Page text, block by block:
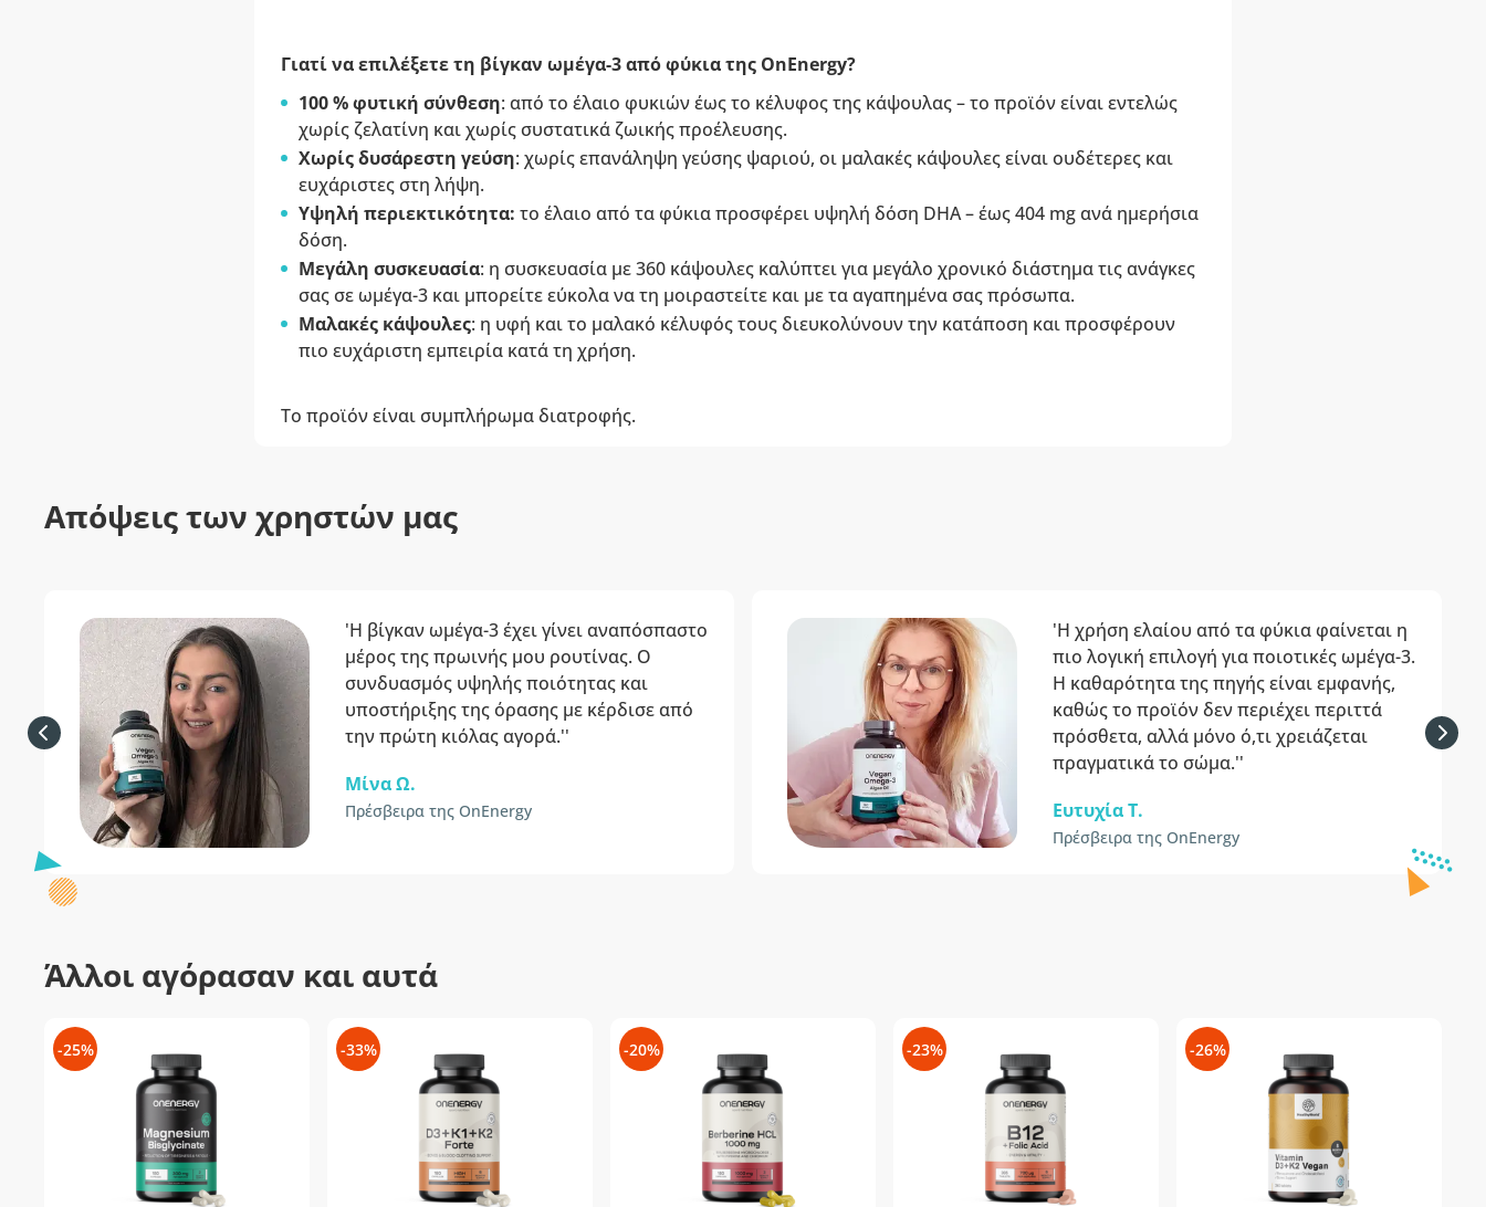
Γιατί να επιλέξετε τη βίγκαν ωμέγα-3 από φύκια της OnEnergy?
100 % φυτική σύνθεση: από το έλαιο φυκιών έως το κέλυφος της κάψουλας – το προϊόν είναι εντελώς
χωρίς ζελατίνη και χωρίς συστατικά ζωικής προέλευσης.
Χωρίς δυσάρεστη γεύση: χωρίς επανάληψη γεύσης ψαριού, οι μαλακές κάψουλες είναι ουδέτερες και
ευχάριστες στη λήψη.
Υψηλή περιεκτικότητα: το έλαιο από τα φύκια προσφέρει υψηλή δόση DHA – έως 404 mg ανά ημερήσια
δόση.
Μεγάλη συσκευασία: η συσκευασία με 360 κάψουλες καλύπτει για μεγάλο χρονικό διάστημα τις ανάγκες
σας σε ωμέγα-3 και μπορείτε εύκολα να τη μοιραστείτε και με τα αγαπημένα σας πρόσωπα.
Μαλακές κάψουλες: η υφή και το μαλακό κέλυφός τους διευκολύνουν την κατάποση και προσφέρουν
πιο ευχάριστη εμπειρία κατά τη χρήση.
Το προϊόν είναι συμπλήρωμα διατροφής.
Απόψεις των χρηστών μας
'Η βίγκαν ωμέγα-3 έχει γίνει αναπόσπαστο
μέρος της πρωινής μου ρουτίνας. Ο
συνδυασμός υψηλής ποιότητας και
υποστήριξης της όρασης με κέρδισε από
την πρώτη κιόλας αγορά.''
Μίνα Ω.
Πρέσβειρα της OnEnergy
'Η χρήση ελαίου από τα φύκια φαίνεται η
πιο λογική επιλογή για ποιοτικές ωμέγα-3.
Η καθαρότητα της πηγής είναι εμφανής,
καθώς το προϊόν δεν περιέχει περιττά
πρόσθετα, αλλά μόνο ό,τι χρειάζεται
πραγματικά το σώμα.''
Ευτυχία T.
Πρέσβειρα της OnEnergy
Άλλοι αγόρασαν και αυτά
-25% -33% -20% -23% -26%